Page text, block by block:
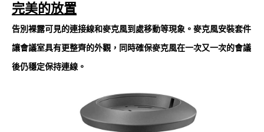
完美的放置
告別裸露可見的連接線和麥克風到處移動等現象。麥克風安裝套件
讓會議室具有更整齊的外觀，同時確保麥克風在一次又一次的會議
後仍穩定保持連線。